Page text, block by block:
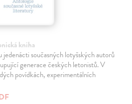
kniha
současných lotyšských autorů
generace českých letonistů. V
povídkách, experimentálních